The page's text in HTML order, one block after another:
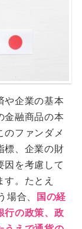
や企業の基本
金融商品の本
のファンダメ
標、企業の財
因を考慮して
。たとえ
合、 国の経
行の政策、政